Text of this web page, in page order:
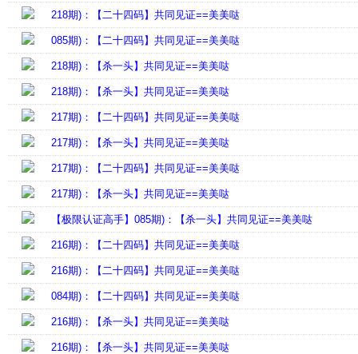
218期)：【二十四码】共同见证==美美哒
085期)：【二十四码】共同见证==美美哒
218期)：【杀一头】共同见证==美美哒
218期)：【杀一头】共同见证==美美哒
217期)：【二十四码】共同见证==美美哒
217期)：【杀一头】共同见证==美美哒
217期)：【二十四码】共同见证==美美哒
217期)：【杀一头】共同见证==美美哒
【极限认证高手】085期)：【杀一头】共同见证==美美哒
216期)：【二十四码】共同见证==美美哒
216期)：【二十四码】共同见证==美美哒
084期)：【二十四码】共同见证==美美哒
216期)：【杀一头】共同见证==美美哒
216期)：【杀一头】共同见证==美美哒